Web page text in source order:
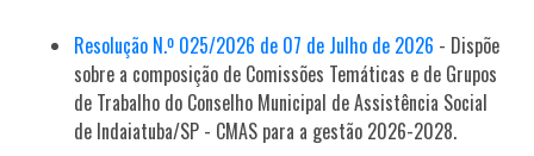
Resolução N.º 025/2026 de 07 de Julho de 2026 - Dispõe
sobre a composição de Comissões Temáticas e de Grupos
de Trabalho do Conselho Municipal de Assistência Social
de Indaiatuba/SP - CMAS para a gestão 2026-2028.